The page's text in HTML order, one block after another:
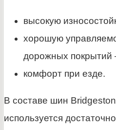
высокую
хорошую
дорожных покрытий
комфорт при езде.
В составе шин
используется